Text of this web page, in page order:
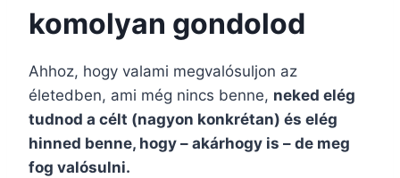
komolyan gondolod
Ahhoz, hogy valami megvalósuljon az
életedben, ami még nincs benne, neked elég
tudnod a célt (nagyon konkrétan) és elég
hinned benne, hogy – akárhogy is – de meg
fog valósulni.